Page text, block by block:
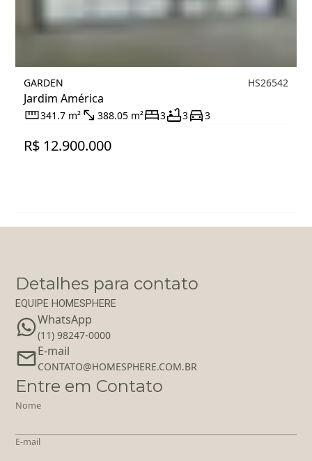
GARDEN
Jardim América
HS26542
341.7 m² 388.05 m² 3 3 3
R$ 12.900.000
Detalhes para contato
EQUIPE HOMESPHERE
WhatsApp
(11) 98247-0000
E-mail
‪‬CONTATO@HOMESPHERE.COM.BR
Entre em Contato
Nome
E-mail